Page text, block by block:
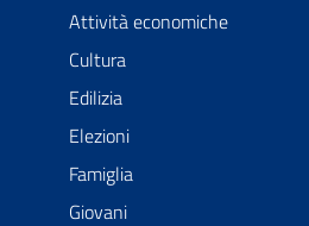
Attività economiche
Cultura
Edilizia
Elezioni
Famiglia
Giovani